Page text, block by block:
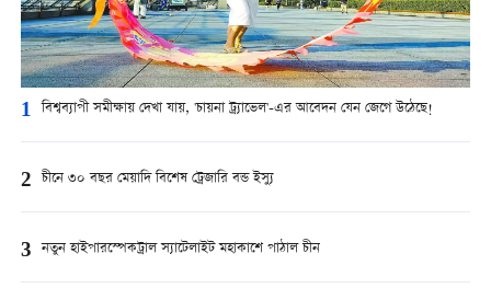
1 বিশ্বব্যাপী সমীক্ষায় দেখা যায়, 'চায়না ট্র্যাভেল'-এর আবেদন যেন জেগে উঠেছে!
2 চীনে ৩০ বছর মেয়াদি বিশেষ ট্রেজারি বন্ড ইস্যু
3 নতুন হাইপারস্পেকট্রাল স্যাটেলাইট মহাকাশে পাঠাল চীন